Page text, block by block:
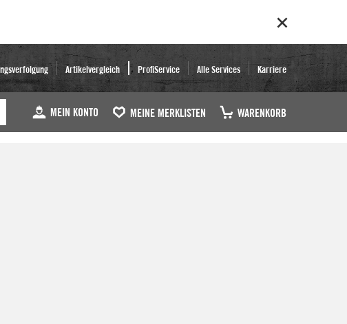
Artikelvergleich ProfiService Alle Services Karriere
MEIN KONTO MEINE MERKLISTEN WARENKORB